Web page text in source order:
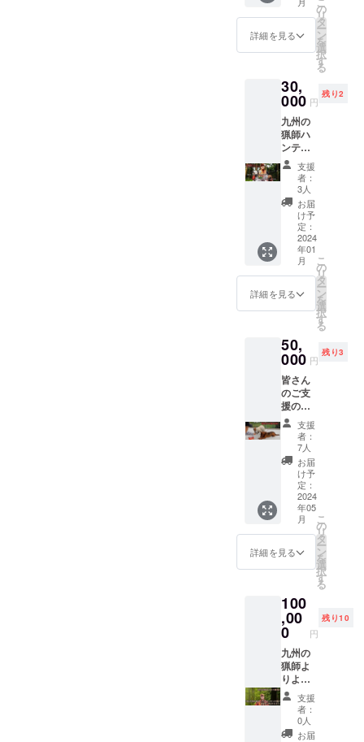
散歩し
放題、
ご持参
いただ
ジャー
キーを
与える
のもOK
です。
※雨天決
行。悪
天候の
場合は
別日に
開催し
ます。
※猟犬の
死亡、
怪我、
病気に
より、
参加で
きない
ありま
す。 ※
詳細な
場所と
参加者
の確認
方法に
ついて
はメー
ルでお
知らせ
しま
す。 遠
方から
ご参加
される
方や前
日夜も
お時間
へ 前乗
りされ
る方や
前日も
お時間
取れる
方は、
前日の
13日19
時から
小倉駅
するよ
称はお
控えく
目安の
文字の
大きさ
は一文
字2cm
以上で
すが、
枠に入
りきれ
ないほ
ど長い
名称の
場合は
文字が
小さく
合があ
りま
ポン
サーよ
り一回
り大き
いで
す。
セージ
でも構
いませ
択でき
ませ
ん。 た
だしイ
ノシシ
に斬ら
れた
り、枝
などで
破れる
可能性
があり
ます。
ひどい
破れ方
場合は
都度補
少々の
破れや
ほつれ
は猟期
終了後
に縫製
屋さん
で補修
しま
す。 汚
れるの
で着用
後は毎
回洗っ
ていま
変色す
る可能
す。 ロ
ゴもし
くは
メッ
セージ
を備考
欄に記
入、ま
たは
メール
くださ
方形な
ら
3cmx7
て10cm
以内で
す） 企
業さん
や店舗
さんの
ロゴで
もいい
です
し、あ
なたの
応援
メッ
セージ
でも構
いませ
ん。 ※
ませ
ん。 た
だしイ
ノシシ
に斬ら
れた
り、枝
などで
破れる
可能性
があり
ます。
ひどい
破れ方
をした
都度補
修しま
破れや
ほつれ
は猟期
終了後
に縫製
屋さん
で補修
しま
す。 汚
れるの
で着用
リジナ
ルの
ワッペ
ンをつ
けて応
ます。
ワッペ
ンの大
きさ
は、縦x
横合わ
せて
10cmで
す。
（例え
ば正方
形、円
なら
5cmx5
cm、長
方形な
ら
横足し
て10cm
以内で
す） 企
業さん
や店舗
さんの
ロゴで
もいい
です
し、あ
なたの
応援
メッ
セージ
でも構
いませ
択でき
ませ
ん。 た
だしイ
ノシシ
に斬ら
れた
り、枝
などで
破れる
可能性
詳細を見る
の
リ
タ
ー
ン
を
選
択
す
る
30,
000 円
残り2
九州の
猟師ハ
ンティ
ングベ
ストス
ポン
サー 九
州の猟
師より
よりに
オリジ
ナルの
ワッペ
ンをつ
けて応
援でき
し、罵
倒もで
きま
す。
ワッペ
ンの大
きさ
は、縦x
横合わ
せて
10cmで
す。
（例え
ば正方
形、円
なら
5cmx5
3cmx7
cmな
ど、縦
横足し
て10cm
以内で
す） 企
業さん
や店舗
さんの
ロゴで
支援
者：
3人
お届
け予
定：
2024
年01
月
詳細を見る
こ
の
リ
タ
ー
ン
を
選
択
す
る
50,
000 円
残り3
皆さん
のご支
援のお
陰で設
置でき
た犬舎
をご覧
頂け、
猟犬カ
シン、
リキ、
アス
カ、Xと
の散歩
や エン
ドレ
ジャー
キー体
験がで
きま
す。 普
段、九
州の猟
師より
よりが
動画を
撮影し
支援
者：
7人
お届
け予
定：
2024
年05
月
詳細を見る
こ
の
リ
タ
ー
ン
を
選
択
す
る
100
,00
0 円
残り10
九州の
猟師よ
りより
の講演
会で
す。 講
演時間
支援
者：
0人
お届